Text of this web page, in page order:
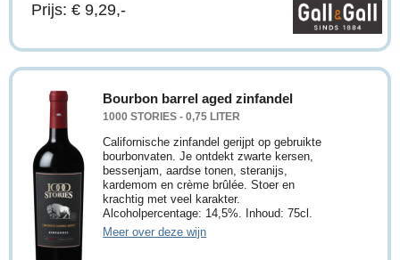
Prijs: € 9,29,-
Bourbon barrel aged zinfandel
1000 STORIES - 0,75 LITER
Californische zinfandel gerijpt op gebruikte
bourbonvaten. Je ontdekt zwarte kersen,
bessenjam, aardse tonen, steranijs,
kardemom en crème brûlée. Stoer en
krachtig met veel karakter.
Alcoholpercentage: 14,5%. Inhoud: 75cl.
Meer over deze wijn